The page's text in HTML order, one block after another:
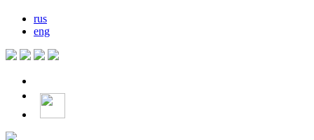
rus
eng